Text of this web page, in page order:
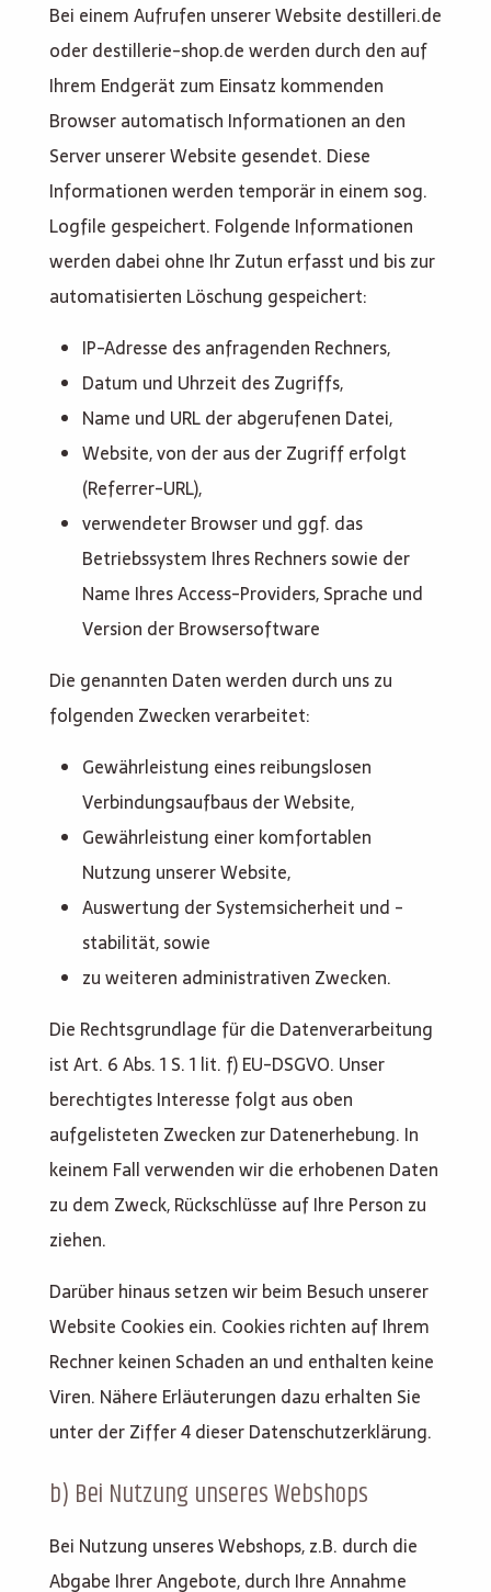
Bei einem Aufrufen unserer Website destilleri.de
oder destillerie-shop.de werden durch den auf
Ihrem Endgerät zum Einsatz kommenden
Browser automatisch Informationen an den
Server unserer Website gesendet. Diese
Informationen werden temporär in einem sog.
Logfile gespeichert. Folgende Informationen
werden dabei ohne Ihr Zutun erfasst und bis zur
automatisierten Löschung gespeichert:
IP-Adresse des anfragenden Rechners,
Datum und Uhrzeit des Zugriffs,
Name und URL der abgerufenen Datei,
Website, von der aus der Zugriff erfolgt
(Referrer-URL),
verwendeter Browser und ggf. das
Betriebssystem Ihres Rechners sowie der
Name Ihres Access-Providers, Sprache und
Version der Browsersoftware
Die genannten Daten werden durch uns zu
folgenden Zwecken verarbeitet:
Gewährleistung eines reibungslosen
Verbindungsaufbaus der Website,
Gewährleistung einer komfortablen
Nutzung unserer Website,
Auswertung der Systemsicherheit und -
stabilität, sowie
zu weiteren administrativen Zwecken.
Die Rechtsgrundlage für die Datenverarbeitung
ist Art. 6 Abs. 1 S. 1 lit. f) EU-DSGVO. Unser
berechtigtes Interesse folgt aus oben
aufgelisteten Zwecken zur Datenerhebung. In
keinem Fall verwenden wir die erhobenen Daten
zu dem Zweck, Rückschlüsse auf Ihre Person zu
ziehen.
Darüber hinaus setzen wir beim Besuch unserer
Website Cookies ein. Cookies richten auf Ihrem
Rechner keinen Schaden an und enthalten keine
Viren. Nähere Erläuterungen dazu erhalten Sie
unter der Ziffer 4 dieser Datenschutzerklärung.
b) Bei Nutzung unseres Webshops
Bei Nutzung unseres Webshops, z.B. durch die
Abgabe Ihrer Angebote, durch Ihre Annahme